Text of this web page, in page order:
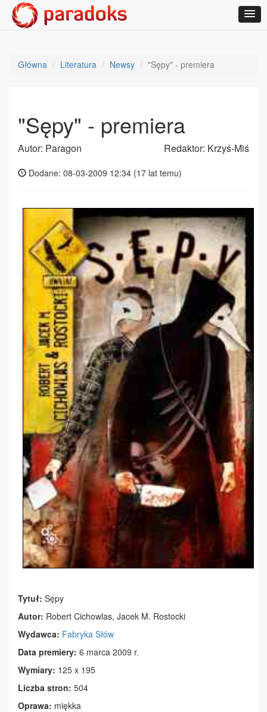
Główna Literatura Newsy "Sępy" - premiera
"Sępy" - premiera
Autor: Paragon Redaktor: Krzyś-Miś
Dodane: 08-03-2009 12:34 (17 lat temu)
Tytuł: Sępy
Autor: Robert Cichowlas, Jacek M. Rostocki
Wydawca: Fabryka Słów
Data premiery: 6 marca 2009 r.
Wymiary: 125 x 195
Liczba stron: 504
Oprawa: miękka